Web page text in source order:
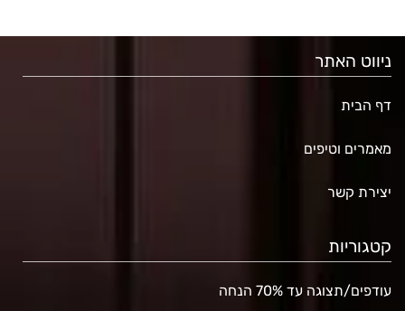
ניווט האתר
דף הבית
מאמרים וטיפים
יצירת קשר
קטגוריות
עודפים/תצוגה עד 70% הנחה